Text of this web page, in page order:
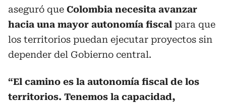
aseguró que Colombia necesita avanzar
hacia una mayor autonomía fiscal para que
los territorios puedan ejecutar proyectos sin
depender del Gobierno central.
“El camino es la autonomía fiscal de los
territorios. Tenemos la capacidad,